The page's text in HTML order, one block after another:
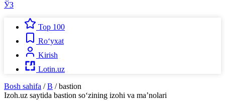
ЎЗ
Top 100
Ro‘yxat
Kirish
Lotin.uz
Bosh sahifa / B / bastion
Izoh.uz saytida bastion so‘zining izohi va ma’nolari